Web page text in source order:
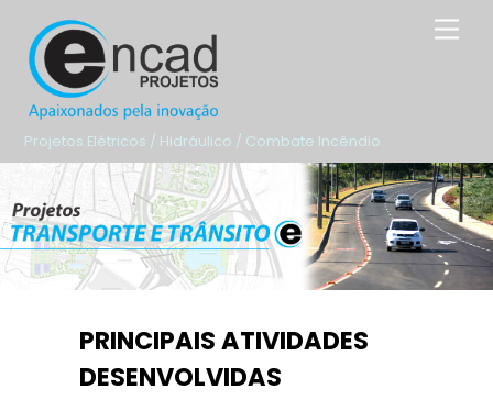
content
Projetos Elétricos / Hidráulico / Combate Incêndio
PRINCIPAIS ATIVIDADES
DESENVOLVIDAS